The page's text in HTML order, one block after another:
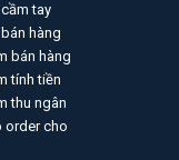
tay
hàng
bán hàng
tính tiền
thu ngân
order cho